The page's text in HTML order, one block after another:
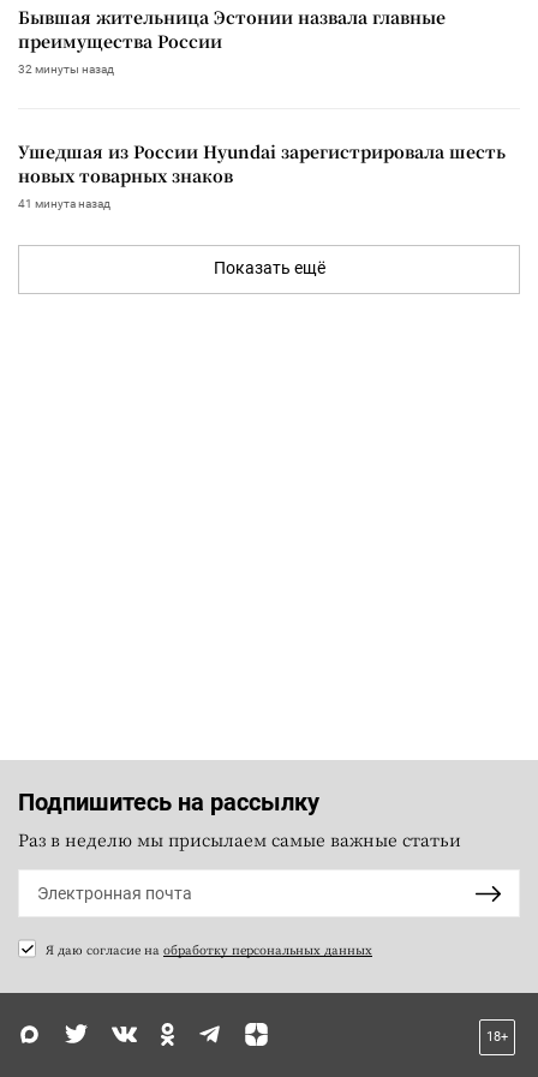
Бывшая жительница Эстонии назвала главные
преимущества России
32 минуты назад
Ушедшая из России Hyundai зарегистрировала шесть
новых товарных знаков
41 минута назад
Показать ещё
Подпишитесь на рассылку
Раз в неделю мы присылаем самые важные статьи
Я даю согласие на обработку персональных данных
18+